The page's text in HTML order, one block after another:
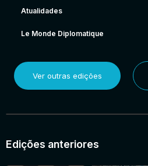
Atualidades
Le Monde Diplomatique
Ver outras edições
Edições anteriores